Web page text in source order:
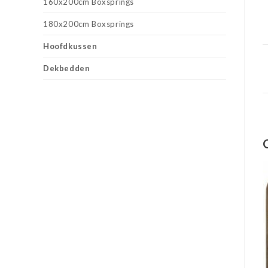
180x200cm Boxsprings
Hoofdkussen
Dekbedden